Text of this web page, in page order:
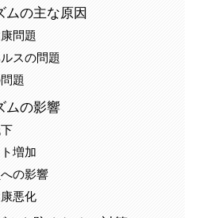
ムの主な原因
問題
スの問題
題
ムの影響
増加
の影響
悪化